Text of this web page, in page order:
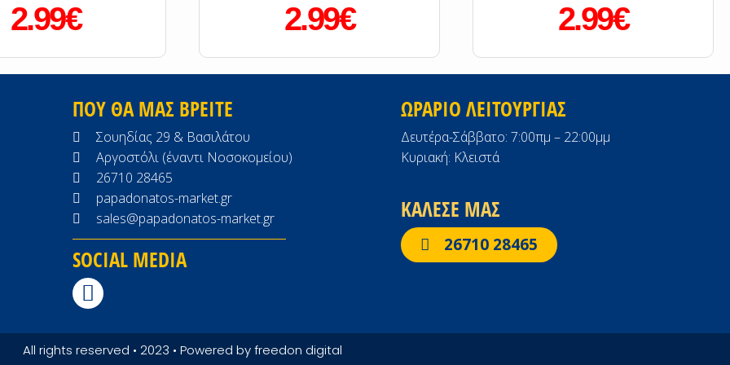
2.99€ 2.99€ 2.99€
ΠΟΥ ΘΑ ΜΑΣ ΒΡΕΙΤΕ
Σουηδίας 29 & Βασιλάτου
Αργοστόλι (έναντι Νοσοκομείου)
26710 28465
papadonatos-market.gr
sales@papadonatos-market.gr
SOCIAL MEDIA
ΩΡΑΡΙΟ ΛΕΙΤΟΥΡΓΙΑΣ
Δευτέρα-Σάββατο: 7:00πμ – 22:00μμ
Κυριακή: Κλειστά
ΚΑΛΕΣΕ ΜΑΣ
26710 28465
All rights reserved • 2023 • Powered byfreedon digital